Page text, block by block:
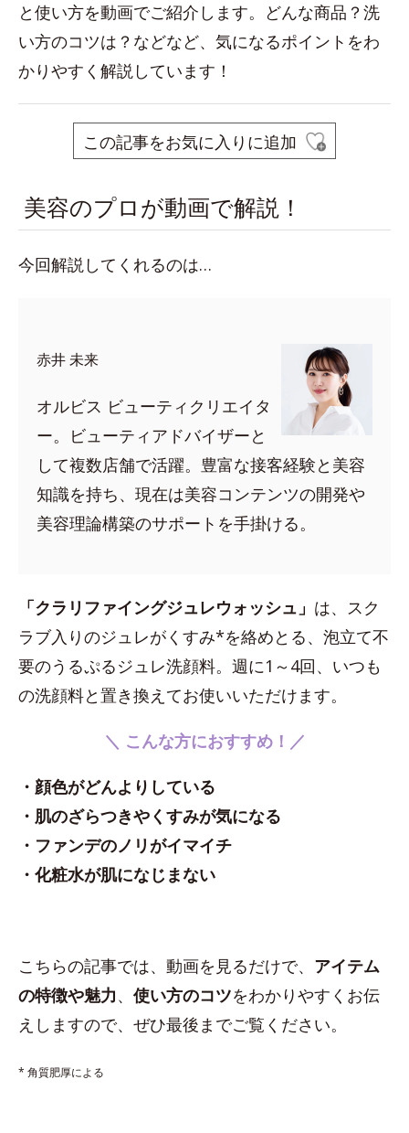
と使い方を動画でご紹介します。どんな商品？洗
い方のコツは？などなど、気になるポイントをわ
かりやすく解説しています！
この記事をお気に入りに追加
美容のプロが動画で解説！
今回解説してくれるのは…
赤井 未来
オルビス ビューティクリエイタ
ー。ビューティアドバイザーと
して複数店舗で活躍。豊富な接客経験と美容
知識を持ち、現在は美容コンテンツの開発や
美容理論構築のサポートを手掛ける。
「クラリファイングジュレウォッシュ」 は、スク
ラブ入りのジュレがくすみ*を絡めとる、泡立て不
要のうるぷるジュレ洗顔料。週に1～4回、いつも
の洗顔料と置き換えてお使いいただけます。
＼ こんな方におすすめ！／
・顔色がどんよりしている
・肌のざらつきやくすみが気になる
・ファンデのノリがイマイチ
・化粧水が肌になじまない
こちらの記事では、動画を見るだけで、 アイテム
の特徴や魅力、 使い方のコツをわかりやすくお伝
えしますので、ぜひ最後までご覧ください。
* 角質肥厚による